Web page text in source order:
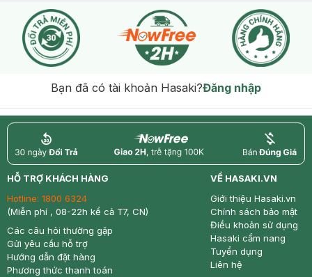
Bạn đã có tài khoản Hasaki?Đăng nhập
return nowfree price
HỖ TRỢ KHÁCH HÀNG
Hotline: 1800 6324
(Miễn phí , 08-22h kể cả T7, CN)
Các câu hỏi thường gặp
Gửi yêu cầu hỗ trợ
Hướng dẫn đặt hàng
Phương thức thanh toán
VỀ HASAKI.VN
Giới thiệu Hasaki.vn
Chính sách bảo mật
Điều khoản sử dụng
Hasaki cẩm nang
Tuyển dụng
Liên hệ